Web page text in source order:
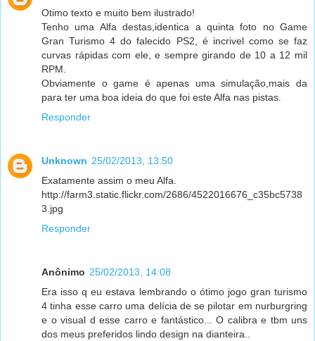
Otimo texto e muito bem ilustrado!
Tenho uma Alfa destas,identica a quinta foto no Game
Gran Turismo 4 do falecido PS2, é incrivel como se faz
curvas rápidas com ele, e sempre girando de 10 a 12 mil
RPM.
Obviamente o game é apenas uma simulação,mais da
para ter uma boa ideia do que foi este Alfa nas pistas.
Responder
Unknown 25/02/2013, 13:50
Exatamente assim o meu Alfa.
http://farm3.static.flickr.com/2686/4522016676_c35bc5738
3.jpg
Responder
Anônimo 25/02/2013, 14:08
Era isso q eu estava lembrando o ótimo jogo gran turismo
4 tinha esse carro uma delícia de se pilotar em nurburgring
e o visual d esse carro e fantástico... O calibra e tbm uns
dos meus preferidos lindo design na dianteira..